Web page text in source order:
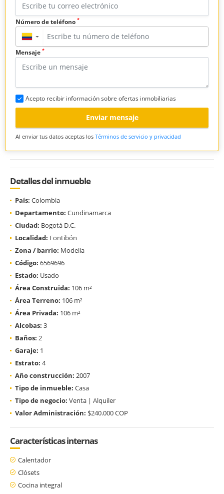
Número de teléfono *
▼
Mensaje *
Acepto recibir información sobre ofertas inmobiliarias
Enviar mensaje
Al enviar tus datos aceptas los Términos de servicio y privacidad
Detalles del inmueble
País: Colombia
Departamento: Cundinamarca
Ciudad: Bogotá D.C.
Localidad: Fontibón
Zona / barrio: Modelia
Código: 6569696
Estado: Usado
Área Construida: 106 m²
Área Terreno: 106 m²
Área Privada: 106 m²
Alcobas: 3
Baños: 2
Garaje: 1
Estrato: 4
Año construcción: 2007
Tipo de inmueble: Casa
Tipo de negocio: Venta | Alquiler
Valor Administración: $240.000 COP
Características internas
Calentador
Clósets
Cocina integral